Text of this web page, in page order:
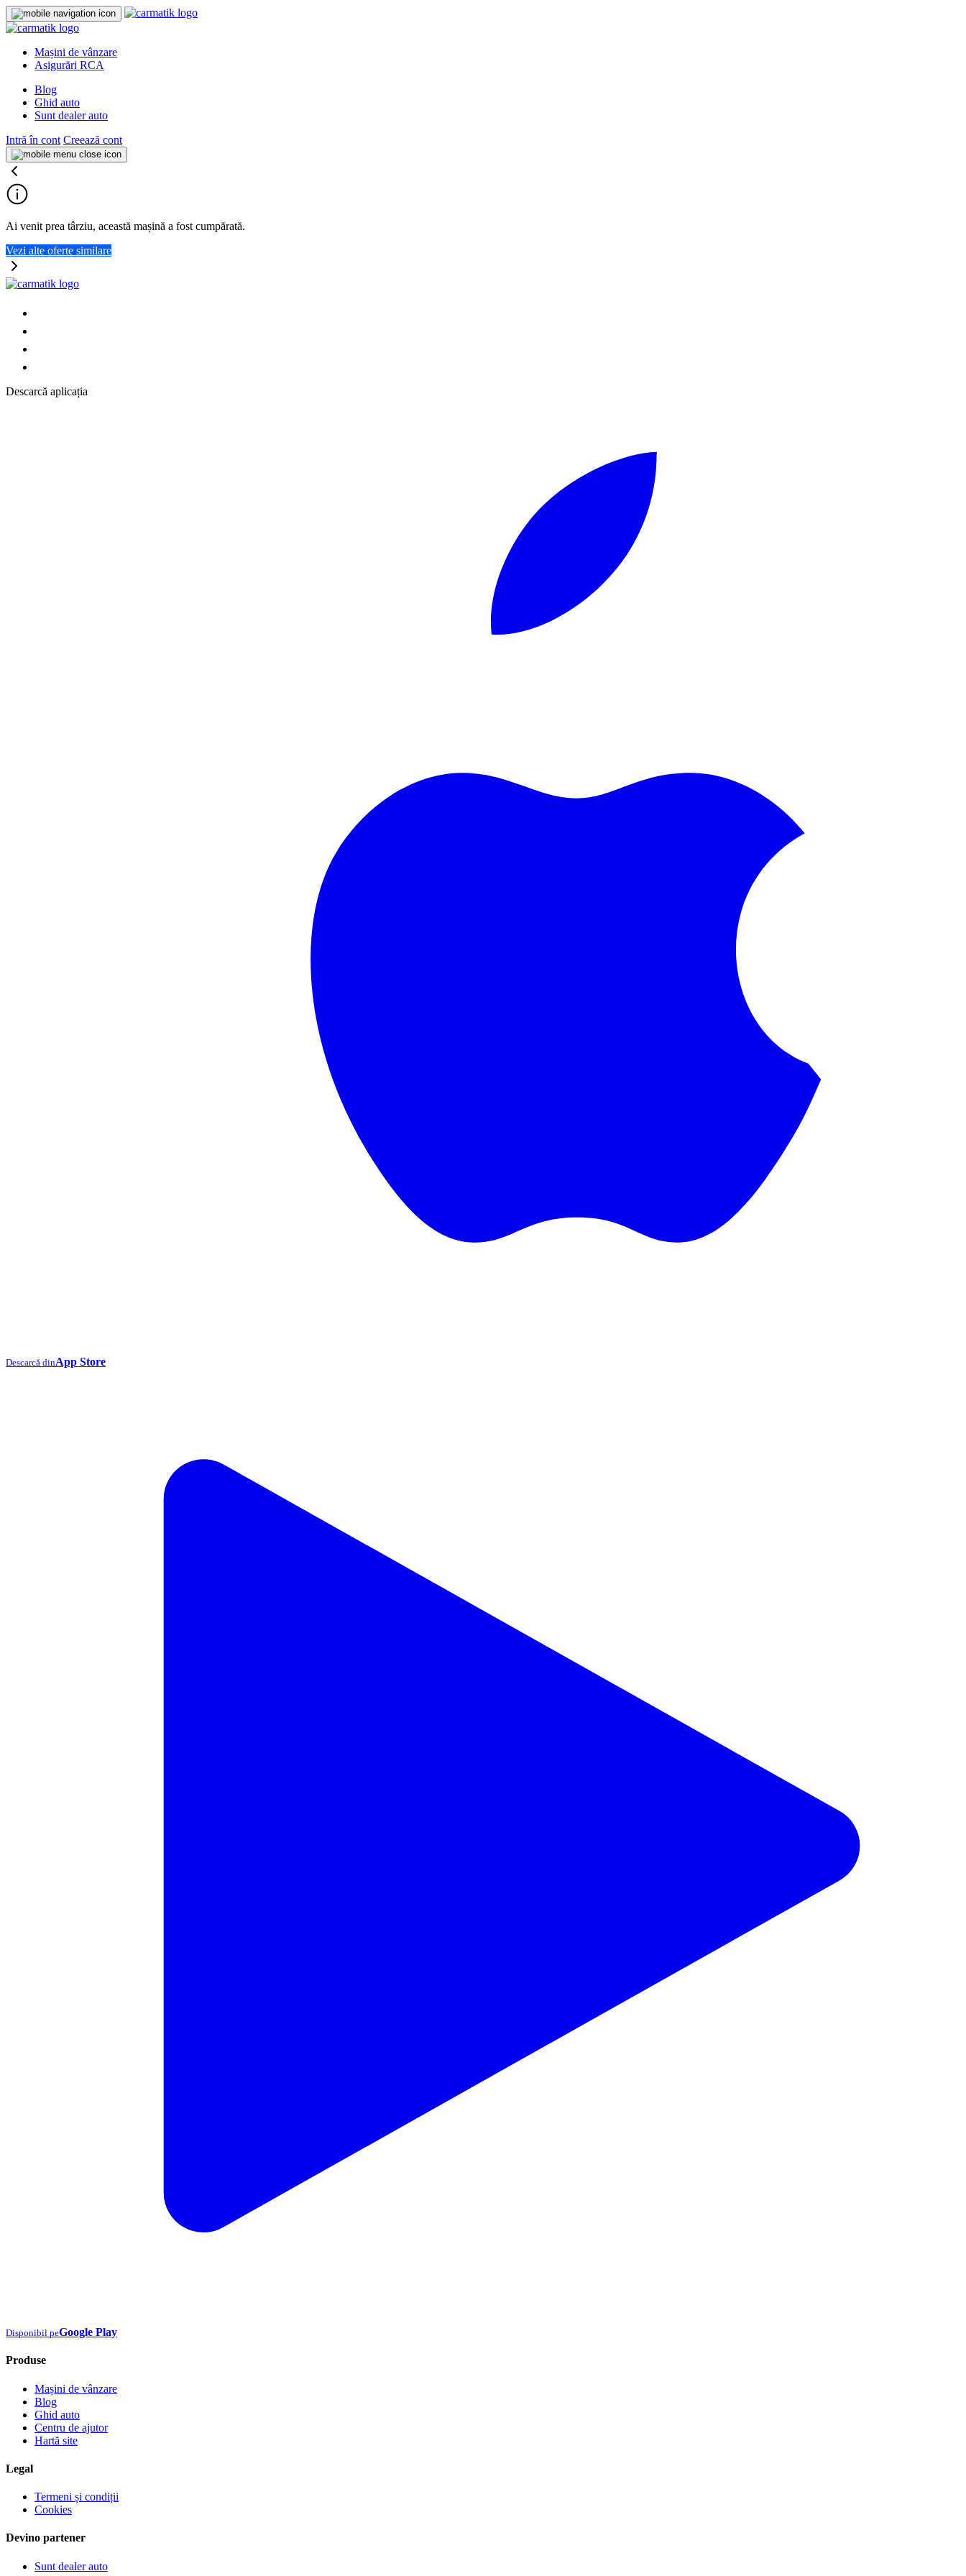
Mașini de vânzare
Asigurări RCA
Blog
Ghid auto
Sunt dealer auto
Intră în cont Creează cont
Ai venit prea târziu, această mașină a fost cumpărată.
Vezi alte oferte similare
Descarcă aplicația
Descarcă dinApp Store
Disponibil peGoogle Play
Produse
Mașini de vânzare
Blog
Ghid auto
Centru de ajutor
Hartă site
Legal
Termeni și condiții
Cookies
Devino partener
Sunt dealer auto